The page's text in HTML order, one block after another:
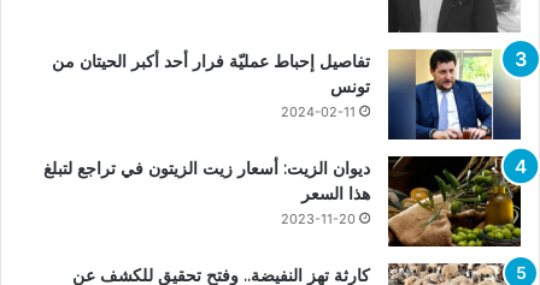
تفاصيل إحباط عمليّة فرار أحد أكبر الحيتان من
تونس
2024-02-11
ديوان الزيت: أسعار زيت الزيتون في تراجع لتبلغ
هذا السعر
2023-11-20
كارثة تهز النفيضة.. وفتح تحقيق للكشف عن